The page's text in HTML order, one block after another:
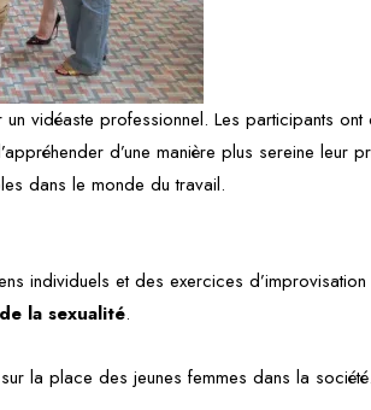
vidéaste professionnel. Les participants
d’une manière plus sereine leur
dans le monde du travail.
individuels et des exercices d’improvisation
la sexualité.
la place des jeunes femmes dans la société.